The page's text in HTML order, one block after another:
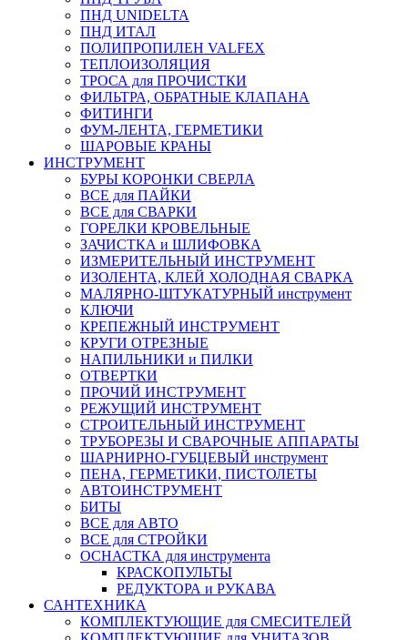
ПНД UNIDELTA
ПНД ИТАЛ
ПОЛИПРОПИЛЕН VALFEX
ТЕПЛОИЗОЛЯЦИЯ
ТРОСА для ПРОЧИСТКИ
ФИЛЬТРА, ОБРАТНЫЕ КЛАПАНА
ФИТИНГИ
ФУМ-ЛЕНТА, ГЕРМЕТИКИ
ШАРОВЫЕ КРАНЫ
ИНСТРУМЕНТ
БУРЫ КОРОНКИ СВЕРЛА
ВСЕ для ПАЙКИ
ВСЕ для СВАРКИ
ГОРЕЛКИ КРОВЕЛЬНЫЕ
ЗАЧИСТКА и ШЛИФОВКА
ИЗМЕРИТЕЛЬНЫЙ ИНСТРУМЕНТ
ИЗОЛЕНТА, КЛЕЙ ХОЛОДНАЯ СВАРКА
МАЛЯРНО-ШТУКАТУРНЫЙ инструмент
КЛЮЧИ
КРЕПЕЖНЫЙ ИНСТРУМЕНТ
КРУГИ ОТРЕЗНЫЕ
НАПИЛЬНИКИ и ПИЛКИ
ОТВЕРТКИ
ПРОЧИЙ ИНСТРУМЕНТ
РЕЖУЩИЙ ИНСТРУМЕНТ
СТРОИТЕЛЬНЫЙ ИНСТРУМЕНТ
ТРУБОРЕЗЫ И СВАРОЧНЫЕ АППАРАТЫ
ШАРНИРНО-ГУБЦЕВЫЙ инструмент
ПЕНА, ГЕРМЕТИКИ, ПИСТОЛЕТЫ
АВТОИНСТРУМЕНТ
БИТЫ
ВСЕ для АВТО
ВСЕ для СТРОЙКИ
ОСНАСТКА для инструмента
КРАСКОПУЛЬТЫ
РЕДУКТОРА и РУКАВА
САНТЕХНИКА
КОМПЛЕКТУЮЩИЕ для СМЕСИТЕЛЕЙ